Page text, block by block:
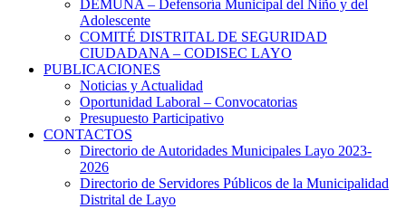
DEMUNA – Defensoría Municipal del Niño y del
Adolescente
COMITÉ DISTRITAL DE SEGURIDAD
CIUDADANA – CODISEC LAYO
PUBLICACIONES
Noticias y Actualidad
Oportunidad Laboral – Convocatorias
Presupuesto Participativo
CONTACTOS
Directorio de Autoridades Municipales Layo 2023-
2026
Directorio de Servidores Públicos de la Municipalidad
Distrital de Layo